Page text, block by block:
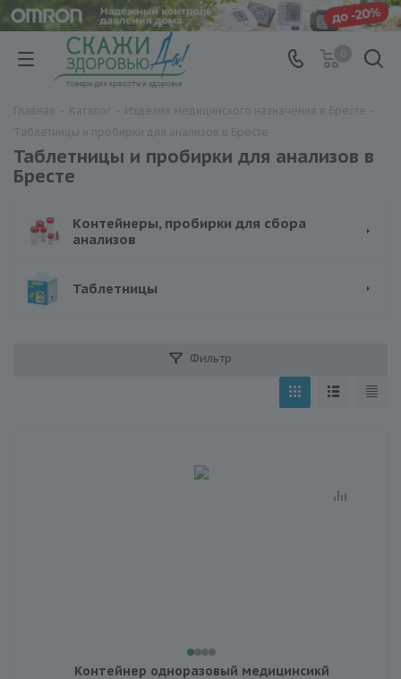
Таблетницы и пробирки для анализов в
Бресте
Контейнеры, пробирки для сбора
анализов
Таблетницы
Фильтр
Контейнер одноразовый медицинсикй